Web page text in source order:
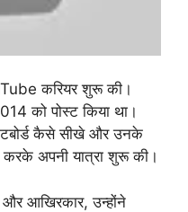
करियर शुरू की।
को पोस्ट किया था।
कैसे सीखे और उनके
करके अपनी यात्रा शुरू की।
और आखिरकार, उन्होंने